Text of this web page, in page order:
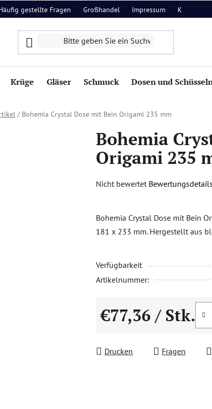
gestellte Fragen Großhandel Impressum Kontakt
Krüge Gläser Schmuck Dosen und
/ Bohemia Crystal Dose mit Bein Origami 235 mm
Bohemia
Origami 235
Die
ist
0,0
5
Sternen.
Nicht bewertet Bewertungsdetails
Bohemia Crystal Dose mit Bein
181 x 233 mm. Hergestellt aus
Verfügbarkeit
Artikelnummer:
€77,36 / Stk.
Drucken Fragen